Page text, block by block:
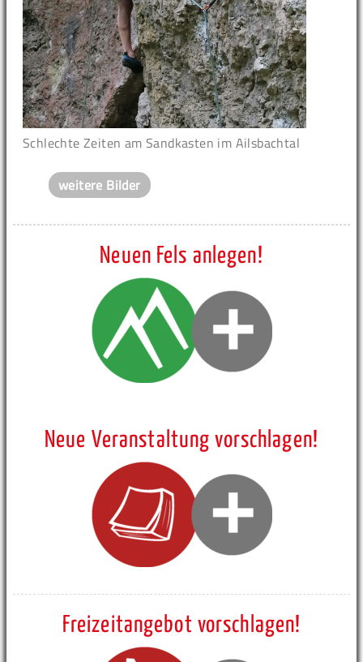
Schlechte Zeiten am Sandkasten im Ailsbachtal
weitere Bilder
Neuen Fels anlegen!
Neue Veranstaltung vorschlagen!
Freizeitangebot vorschlagen!